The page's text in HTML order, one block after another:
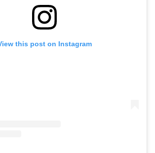
this post on Instagram